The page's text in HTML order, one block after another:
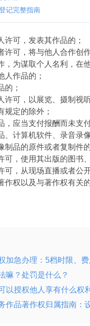
记完整指南
许可，发表其作品的；
许可，将与他人合作创
，为谋取个人名利，在
人作品的；
的；
许可，以展览、摄制
规定的除外；
，应当支付报酬而未支
、计算机软件、录音
制品的原件或者复制件
可，使用其出版的图书
可，从现场直播或者公
作权以及与著作权有关
加急办理：5档时限、
嘛？处罚是什么？
以授权他人享有什么权
作品著作权归属指南：